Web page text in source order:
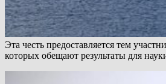
Эта честь предоставляется тем
которых обещают результаты для